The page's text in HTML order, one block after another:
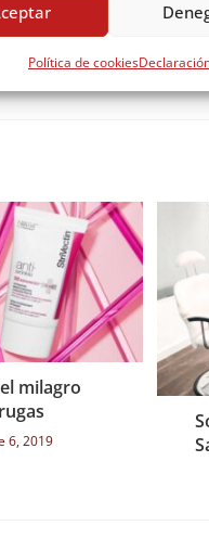
Política de cookies
tu piel
no dudes en
¡No dudes en
milagro
6, 2019